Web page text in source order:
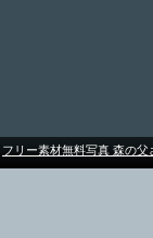
フリー素材無料写真 森の父